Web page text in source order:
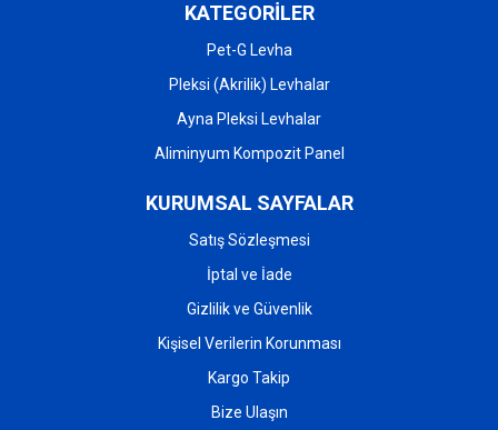
KATEGORİLER
Pet-G Levha
Pleksi (Akrilik) Levhalar
Ayna Pleksi Levhalar
Aliminyum Kompozit Panel
KURUMSAL SAYFALAR
Satış Sözleşmesi
İptal ve İade
Gizlilik ve Güvenlik
Kişisel Verilerin Korunması
Kargo Takip
Bize Ulaşın